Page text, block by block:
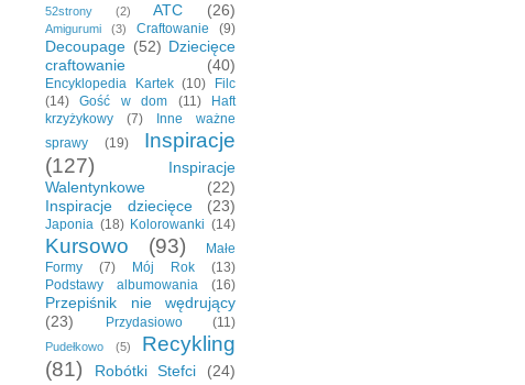
52strony (2) ATC (26)
Amigurumi (3) Craftowanie (9)
Decoupage (52) Dziecięce
craftowanie
(40)
Encyklopedia Kartek (10)
Filc
(14)
Gość w dom (11)
Haft
krzyżykowy
(7)
Inne ważne
sprawy
(19)
Inspiracje
(127)
Inspiracje
Walentynkowe
(22)
Inspiracje dziecięce
(23)
Japonia (18) Kolorowanki (14)
Kursowo (93)
Małe
Formy
(7) Mój Rok
(13)
Podstawy albumowania
(16)
Przepiśnik nie wędrujący
(23)
Przydasiowo (11)
Pudełkowo (5)
Recykling
(81)
Robótki Stefci (24)